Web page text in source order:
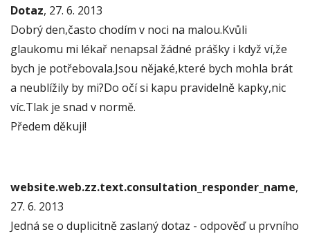
Dotaz, 27. 6. 2013
Dobrý den,často chodím v noci na malou.Kvůli
glaukomu mi lékař nenapsal žádné prášky i když ví,že
bych je potřebovala.Jsou nějaké,které bych mohla brát
a neublížily by mi?Do očí si kapu pravidelně kapky,nic
víc.Tlak je snad v normě.
Předem děkuji!
website.web.zz.text.consultation_responder_name,
27. 6. 2013
Jedná se o duplicitně zaslaný dotaz - odpověď u prvního